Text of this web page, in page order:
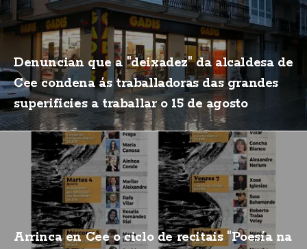
Denuncian que a "deixadez" da alcaldesa de
Cee condena ás traballadoras das grandes
superificies a traballar o 15 de agosto
Arrinca en Cee o ciclo de recitais "Poesía na